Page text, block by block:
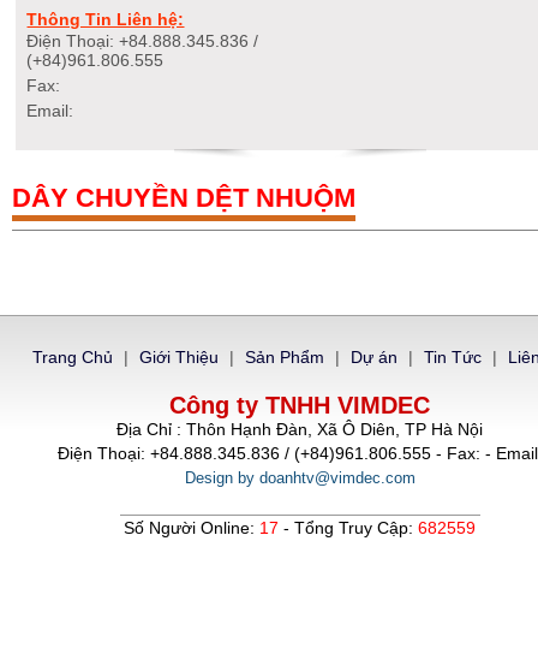
Thông Tin Liên hệ:
Điện Thoại: +84.888.345.836 /
(+84)961.806.555
Fax:
Email:
DÂY CHUYỀN DỆT NHUỘM
Trang Chủ | Giới Thiệu | Sản Phẩm | Dự án | Tin Tức |
Công ty TNHH VIMDEC
Địa Chỉ : Thôn Hạnh Đàn, Xã Ô Diên, TP Hà Nội
Điện Thoại: +84.888.345.836 / (+84)961.806.555 - Fax: -
Design by doanhtv@vimdec.com
Số Người Online: 17 - Tổng Truy Cập:682559